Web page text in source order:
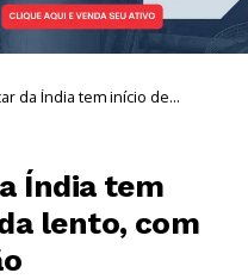
da Índia tem início de
com queda da produção
Índia tem
lento, com